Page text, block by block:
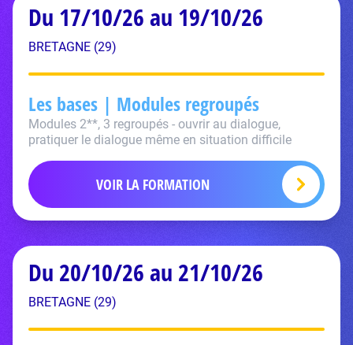
Du 17/10/26 au 19/10/26
BRETAGNE (29)
Les bases | Modules regroupés
Modules 2**, 3 regroupés - ouvrir au dialogue,
pratiquer le dialogue même en situation difficile
VOIR LA FORMATION
Du 20/10/26 au 21/10/26
BRETAGNE (29)